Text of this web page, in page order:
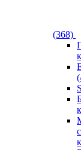
(368)